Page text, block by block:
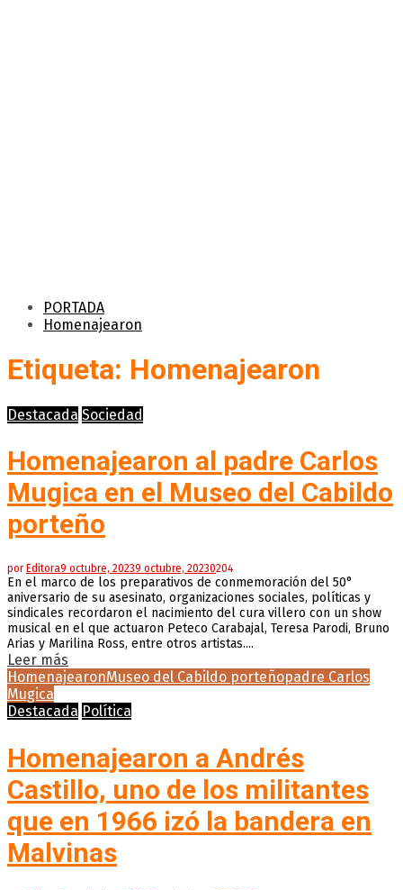
PORTADA
Homenajearon
Etiqueta: Homenajearon
Destacada Sociedad
Homenajearon al padre Carlos
Mugica en el Museo del Cabildo
porteño
por Editora9 octubre, 20239 octubre, 20230204
En el marco de los preparativos de conmemoración del 50°
aniversario de su asesinato, organizaciones sociales, políticas y
sindicales recordaron el nacimiento del cura villero con un show
musical en el que actuaron Peteco Carabajal, Teresa Parodi, Bruno
Arias y Marilina Ross, entre otros artistas....
Leer más
HomenajearonMuseo del Cabildo porteñopadre Carlos
Mugica
Destacada Política
Homenajearon a Andrés
Castillo, uno de los militantes
que en 1966 izó la bandera en
Malvinas